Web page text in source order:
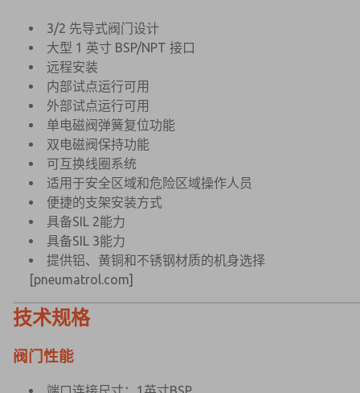
3/2 先导式阀门设计
大型 1 英寸 BSP/NPT 接口
远程安装
内部试点运行可用
外部试点运行可用
单电磁阀弹簧复位功能
双电磁阀保持功能
可互换线圈系统
适用于安全区域和危险区域操作人员
便捷的支架安装方式
具备SIL 2能力
具备SIL 3能力
提供铝、黄铜和不锈钢材质的机身选择
[pneumatrol.com]
技术规格
阀门性能